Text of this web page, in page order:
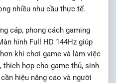
nhiều nhu cầu thực tế.
cáp, phong cách gaming
hình Full HD 144Hz giúp
khi chơi game và làm việc
thích hợp cho game thủ, sinh
hiệu năng cao và người